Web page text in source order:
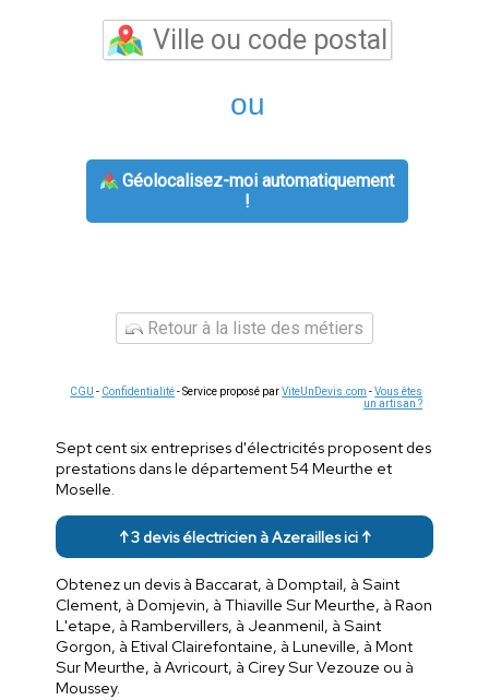
ou
Géolocalisez-moi automatiquement
!
Retour à la liste des métiers
CGU - Confidentialité- Service proposé parViteUnDevis.com -Vous êtes
un artisan ?
Sept cent six entreprises d'électricités proposent des
prestations dans le département 54 Meurthe et
Moselle.
↑ 3 devis électricien à Azerailles ici ↑
Obtenez un devis à Baccarat, à Domptail, à Saint
Clement, à Domjevin, à Thiaville Sur Meurthe, à Raon
L'etape, à Rambervillers, à Jeanmenil, à Saint
Gorgon, à Etival Clairefontaine, à Luneville, à Mont
Sur Meurthe, à Avricourt, à Cirey Sur Vezouze ou à
Moussey.